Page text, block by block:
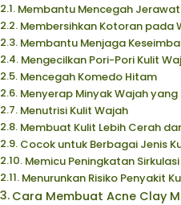
Membantu Mencegah Jerawat
Membersihkan Kotoran pada
Membantu Menjaga
Mengecilkan Pori-Pori Kulit
Mencegah Komedo Hitam
Menyerap Minyak Wajah yang
Menutrisi Kulit Wajah
Membuat Kulit Lebih Cerah
Cocok untuk Berbagai Jenis
Memicu Peningkatan
Menurunkan Risiko Penyakit
Cara Membuat Acne Clay